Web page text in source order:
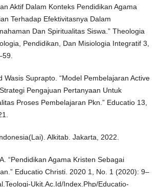
Aktif Dalam Konteks Pendidikan Agama
Terhadap Efektivitasnya Dalam
Dan Spiritualitas Siswa.” Theologia
Pendidikan, Dan Misiologia Integratif 3,
Wasis Suprapto. “Model Pembelajaran Active
Pengajuan Pertanyaan Untuk
Proses Pembelajaran Pkn.” Educatio 13,
Alkitab. Jakarta, 2022.
“Pendidikan Agama Kristen Sebagai
Educatio Christi. 2020 1, No. 1 (2020): 9–
Ukit.Ac.Id/Index.Php/Educatio-